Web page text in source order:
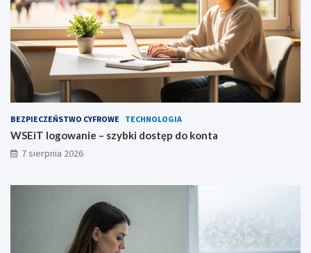
BEZPIECZEŃSTWO CYFROWE TECHNOLOGIA
WSEiT logowanie – szybki dostęp do konta
7 sierpnia 2026